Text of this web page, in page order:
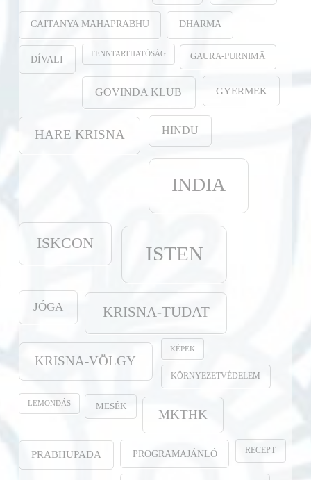
CAITANYA MAHAPRABHU DHARMA
DÍVALI FENNTARTHATÓSÁG GAURA-PURṆIMĀ
GOVINDA KLUB GYERMEK
HARE KRISNA HINDU
INDIA
ISKCON ISTEN
JÓGA KRISNA-TUDAT
KRISNA-VÖLGY
KÉPEK
KÖRNYEZETVÉDELEM
LEMONDÁS MESÉK
MKTHK
PRABHUPADA PROGRAMAJÁNLÓ RECEPT